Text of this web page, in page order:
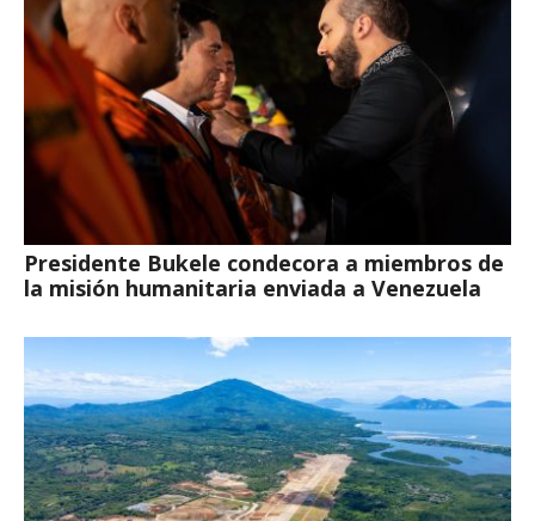
Presidente Bukele condecora a miembros de
la misión humanitaria enviada a Venezuela